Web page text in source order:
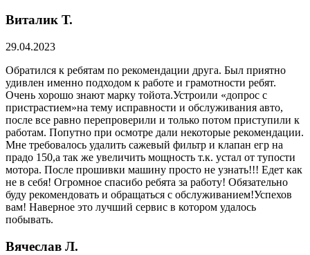
Виталик Т.
29.04.2023
Обратился к ребятам по рекомендации друга. Был приятно
удивлен именно подходом к работе и грамотности ребят.
Очень хорошо знают марку тойота.Устроили «допрос с
пристрастием»на тему исправности и обслуживания авто,
после все равно перепроверили и только потом приступили к
работам. Попутно при осмотре дали некоторые рекомендации.
Мне требовалось удалить сажевый фильтр и клапан егр на
прадо 150,а так же увеличить мощность т.к. устал от тупости
мотора. После прошивки машину просто не узнать!!! Едет как
не в себя! Огромное спасибо ребята за работу! Обязательно
буду рекомендовать и обращаться с обслуживанием!Успехов
вам! Наверное это лучший сервис в котором удалось
побывать.
Вячеслав Л.